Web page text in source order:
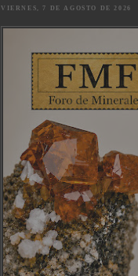
VIERNES, 7 DE AGOSTO DE 2026